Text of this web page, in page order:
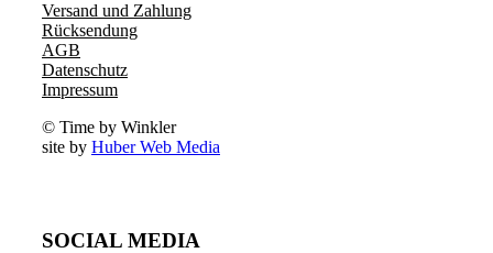
Versand und Zahlung
Rücksendung
AGB
Datenschutz
Impressum
© Time by Winkler
site by Huber Web Media
SOCIAL MEDIA